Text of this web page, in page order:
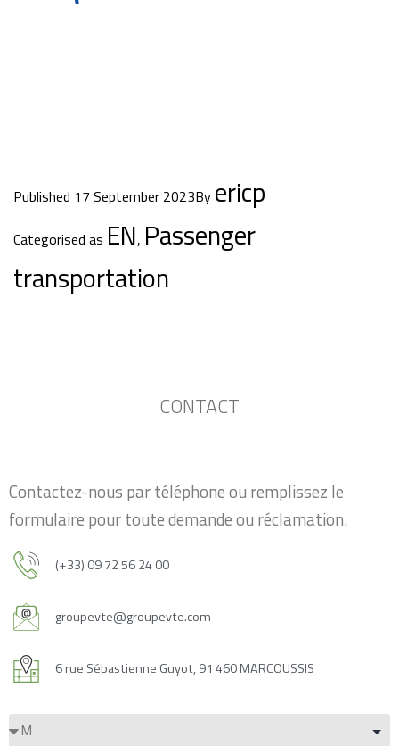
Published 17 September 2023By ericp
Categorised as EN, Passenger
transportation
CONTACT
Contactez-nous par téléphone ou remplissez le
formulaire pour toute demande ou réclamation.
(+33) 09 72 56 24 00
groupevte@groupevte.com
6 rue Sébastienne Guyot, 91 460 MARCOUSSIS